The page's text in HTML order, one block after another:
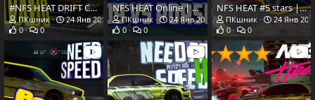
#NFS HEAT DRIFT CHALLENGE Score +1000000 | RX7 Дрифт на +1000000 RP|
ПКшник
24 Янв 2020
0
0
NFS HEAT Online | Потная гонка против имбы | Porsche 911 Carrera 1973
ПКшник
24 Янв 2020
0
0
NFS HEAT #5 stars | volkswagen beetle tuning | Поднял Жука на козла!
ПКшник
24 Янв
0
0